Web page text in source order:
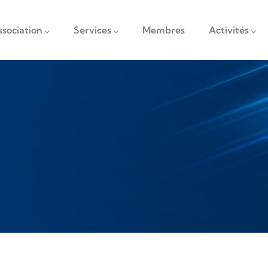
Services Membres Activités